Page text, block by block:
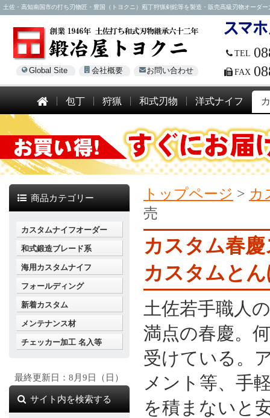
土佐・高知南国市の打ち刃物匠・豊国（トヨクニ）庖丁狩猟剣鉈等を製造・販売高級刃物オーダ
Global Site 会社概要 お問い合わせ
TEL
FAX
包丁 狩猟 和式刃物 洋式ナイフ
トップページ > カ
売
カスタム春
カスタムと
土佐若手職人
満点の春慶。
受けている。
メント等、手
を積まないと
商品カテゴリー
カスタムナイフオーダー
和式鍛造ブレード系
海用カスタムナイフ
フォールディング
新着カスタム
メンテナンス材
チェッカー加工 名入等
最終更新日：8月9日（日）
サイト内を検索する